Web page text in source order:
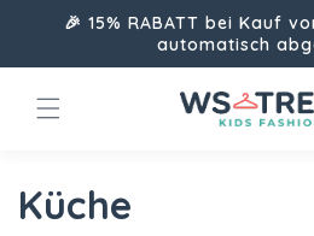
zum🎉 15% RABATT bei Kauf
automatisch
K
Küche